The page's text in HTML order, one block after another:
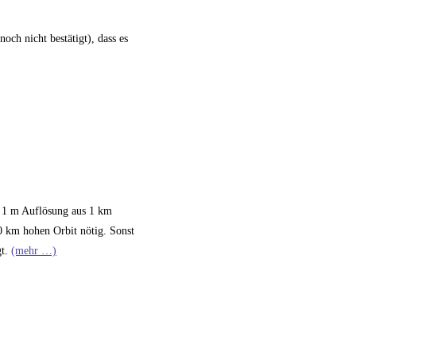
nicht bestätigt), dass es
m Auflösung aus 1 km
km hohen Orbit nötig. Sonst
(mehr …)